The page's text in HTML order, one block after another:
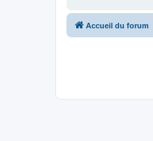
Accueil du forum